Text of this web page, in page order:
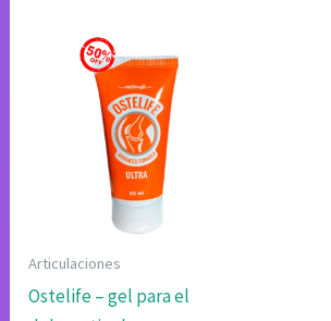
Articulaciones
Ostelife – gel para el